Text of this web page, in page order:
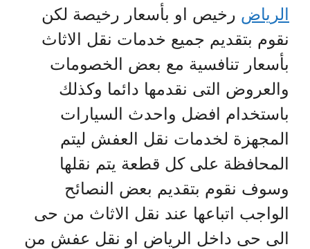
الرياض رخيص او بأسعار رخيصة لكن
نقوم بتقديم جميع خدمات نقل الاثاث
بأسعار تنافسية مع بعض الخصومات
والعروض التى نقدمها دائما وكذلك
باستخدام افضل واحدث السيارات
المجهزة لخدمات نقل العفش ليتم
المحافظة على كل قطعة يتم نقلها
وسوف نقوم بتقديم بعض النصائح
الواجب اتباعها عند نقل الاثاث من حى
الى حى داخل الرياض او نقل عفش من